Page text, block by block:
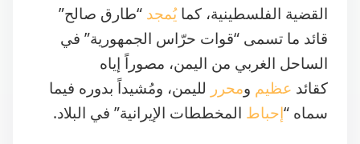
القضية الفلسطينية، كمايُمجد “طارق صالح”
قائد ما تسمى “قوات حرّاس الجمهورية” في
الساحل الغربي من اليمن، مصوراً إياه
كقائد عظيم ومحرر لليمن، ومُشيداً بدوره فيما
سماه “إحباط المخططات الإيرانية” في البلاد.